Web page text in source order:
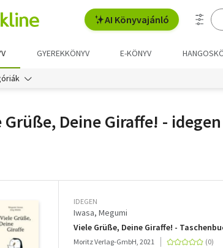
AI Könyvajánló
GYEREKKÖNYV E-KÖNYV
Grüße, Deine Giraffe! -
IDEGEN
Iwasa, Megumi
Viele Grüße, Deine Giraffe! -
Moritz Verlag-GmbH, 2021